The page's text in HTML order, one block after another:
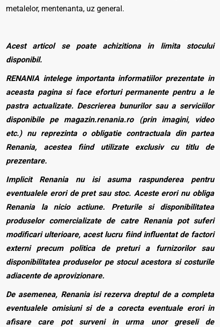
metalelor, mentenanta, uz general.
Acest articol se poate achizitiona in limita stocului
disponibil.
RENANIA intelege importanta informatiilor prezentate in
aceasta pagina si face eforturi permanente pentru a le
pastra actualizate. Descrierea bunurilor sau a serviciilor
disponibile pe magazin.renania.ro (prin imagini, video
etc.) nu reprezinta o obligatie contractuala din partea
Renania, acestea fiind utilizate exclusiv cu titlu de
prezentare.
Implicit Renania nu isi asuma raspunderea pentru
eventualele erori de pret sau stoc. Aceste erori nu obliga
Renania la nicio actiune. Preturile si disponibilitatea
produselor comercializate de catre Renania pot suferi
modificari ulterioare, acest lucru fiind influentat de factori
externi precum politica de preturi a furnizorilor sau
disponibilitatea produselor pe stocul acestora si costurile
adiacente de aprovizionare.
De asemenea, Renania isi rezerva dreptul de a completa
eventualele omisiuni si de a corecta eventuale erori in
afisare care pot surveni in urma unor greseli de